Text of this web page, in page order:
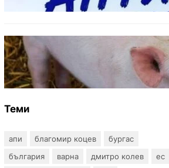
август
Тревога във Варненско:
Африканска чума по
свинете е открита край
Гроздьово
Теми
апи благомир коцев
бургас
българия
варна дмитро колев
ес